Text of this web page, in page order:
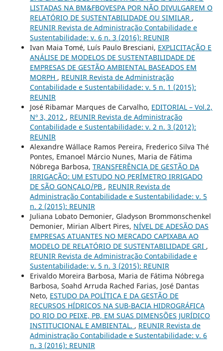
LISTADAS NA BM&FBOVESPA POR NÃO DIVULGAREM O
RELATÓRIO DE SUSTENTABILIDADE OU SIMILAR ,
REUNIR Revista de Administração Contabilidade e
Sustentabilidade: v. 6 n. 3 (2016): REUNIR
Ivan Maia Tomé, Luís Paulo Bresciani, EXPLICITAÇÃO E
ANÁLISE DE MODELOS DE SUSTENTABILIDADE DE
EMPRESAS DE GESTÃO AMBIENTAL BASEADOS EM
MORPH , REUNIR Revista de Administração
Contabilidade e Sustentabilidade: v. 5 n. 1 (2015):
REUNIR
José Ribamar Marques de Carvalho, EDITORIAL – Vol.2,
Nº 3, 2012 , REUNIR Revista de Administração
Contabilidade e Sustentabilidade: v. 2 n. 3 (2012):
REUNIR
Alexandre Wállace Ramos Pereira, Frederico Silva Thé
Pontes, Emanoel Márcio Nunes, Maria de Fátima
Nóbrega Barbosa, TRANSFERÊNCIA DE GESTÃO DA
IRRIGAÇÃO: UM ESTUDO NO PERÍMETRO IRRIGADO
DE SÃO GONÇALO/PB , REUNIR Revista de
Administração Contabilidade e Sustentabilidade: v. 5
n. 2 (2015): REUNIR
Juliana Lobato Demonier, Gladyson Brommonschenkel
Demonier, Mirian Albert Pires, NÍVEL DE ADESÃO DAS
EMPRESAS ATUANTES NO MERCADO CAPIXABA AO
MODELO DE RELATÓRIO DE SUSTENTABILIDADE GRI ,
REUNIR Revista de Administração Contabilidade e
Sustentabilidade: v. 5 n. 3 (2015): REUNIR
Erivaldo Moreira Barbosa, Maria de Fátima Nóbrega
Barbosa, Soahd Arruda Rached Farias, José Dantas
Neto, ESTUDO DA POLÍTICA E DA GESTÃO DE
RECURSOS HÍDRICOS NA SUB-BACIA HIDROGRÁFICA
DO RIO DO PEIXE, PB, EM SUAS DIMENSÕES JURÍDICO
INSTITUCIONAL E AMBIENTAL. , REUNIR Revista de
Administração Contabilidade e Sustentabilidade: v. 6
n. 3 (2016): REUNIR